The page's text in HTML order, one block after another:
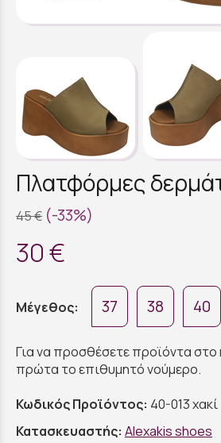
Πλατφόρμες
45 € (-33%)
30 €
Μέγεθος: 37 38 40
Για να προσθέσετε προϊόντα στο
πρώτα το επιθυμητό νούμερο.
Κωδικός Προϊόντος: 40-013 χακί
Κατασκευαστής: Alexakis shoes